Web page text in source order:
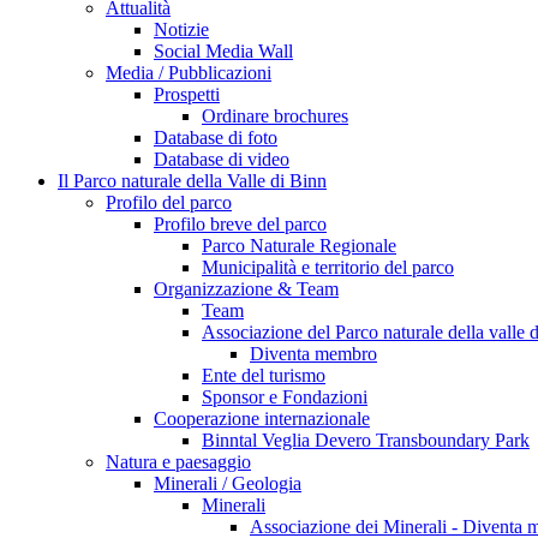
Attualità
Notizie
Social Media Wall
Media / Pubblicazioni
Prospetti
Ordinare brochures
Database di foto
Database di video
Il Parco naturale della Valle di Binn
Profilo del parco
Profilo breve del parco
Parco Naturale Regionale
Municipalità e territorio del parco
Organizzazione & Team
Team
Associazione del Parco naturale della valle
Diventa membro
Ente del turismo
Sponsor e Fondazioni
Cooperazione internazionale
Binntal Veglia Devero Transboundary Park
Natura e paesaggio
Minerali / Geologia
Minerali
Associazione dei Minerali - Diventa